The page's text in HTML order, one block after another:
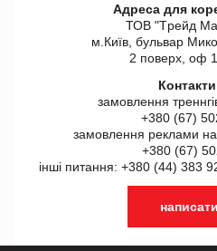
Адреса для
ТОВ "Tрейд
м.Київ, бульвар
2 поверх, оф
замовлення
+380 (67)
замовлення реклами
+380 (67)
інші питання: +380 (44) 383